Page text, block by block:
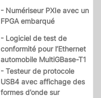
- Numériseur PXIe avec un
FPGA embarqué
- Logiciel de test de
conformité pour l’Ethernet
automobile MultiGBase-T1
- Testeur de protocole
USB4 avec affichage des
formes d’onde sur